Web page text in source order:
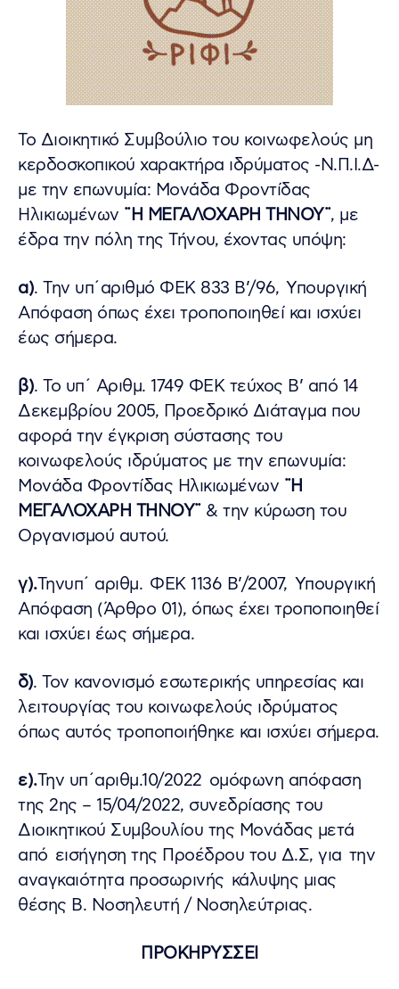
Το Διοικητικό Συμβούλιο του κοινωφελούς μη
κερδοσκοπικού χαρακτήρα ιδρύματος -Ν.Π.Ι.Δ-
με την επωνυμία: Μονάδα Φροντίδας
Ηλικιωμένων ¨Η ΜΕΓΑΛΟΧΑΡΗ ΤΗΝΟΥ¨, με
έδρα την πόλη της Τήνου, έχοντας υπόψη:
α). Την υπ΄αριθμό ΦΕΚ 833 Β’/96, Υπουργική
Απόφαση όπως έχει τροποποιηθεί και ισχύει
έως σήμερα.
β). Το υπ΄ Αριθμ. 1749 ΦΕΚ τεύχος Β’ από 14
Δεκεμβρίου 2005, Προεδρικό Διάταγμα που
αφορά την έγκριση σύστασης του
κοινωφελούς ιδρύματος με την επωνυμία:
Μονάδα Φροντίδας Ηλικιωμένων ¨Η
ΜΕΓΑΛΟΧΑΡΗ ΤΗΝΟΥ¨ & την κύρωση του
Οργανισμού αυτού.
γ).Τηνυπ΄ αριθμ. ΦΕΚ 1136 Β’/2007, Υπουργική
Απόφαση (Άρθρο 01), όπως έχει τροποποιηθεί
και ισχύει έως σήμερα.
δ). Τον κανονισμό εσωτερικής υπηρεσίας και
λειτουργίας του κοινωφελούς ιδρύματος
όπως αυτός τροποποιήθηκε και ισχύει σήμερα.
ε).Την υπ΄αριθμ.10/2022 ομόφωνη απόφαση
της 2ης – 15/04/2022, συνεδρίασης του
Διοικητικού Συμβουλίου της Μονάδας μετά
από εισήγηση της Προέδρου του Δ.Σ, για την
αναγκαιότητα προσωρινής κάλυψης μιας
θέσης Β. Νοσηλευτή / Νοσηλεύτριας.
ΠΡΟΚΗΡΥΣΣΕΙ